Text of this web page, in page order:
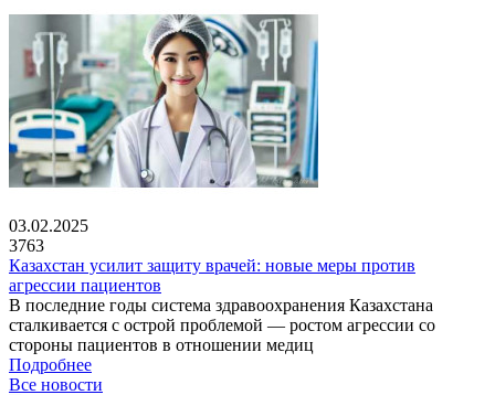
03.02.2025
3763
Казахстан усилит защиту врачей: новые меры против
агрессии пациентов
В последние годы система здравоохранения Казахстана
сталкивается с острой проблемой — ростом агрессии со
стороны пациентов в отношении медиц
Подробнее
Все новости